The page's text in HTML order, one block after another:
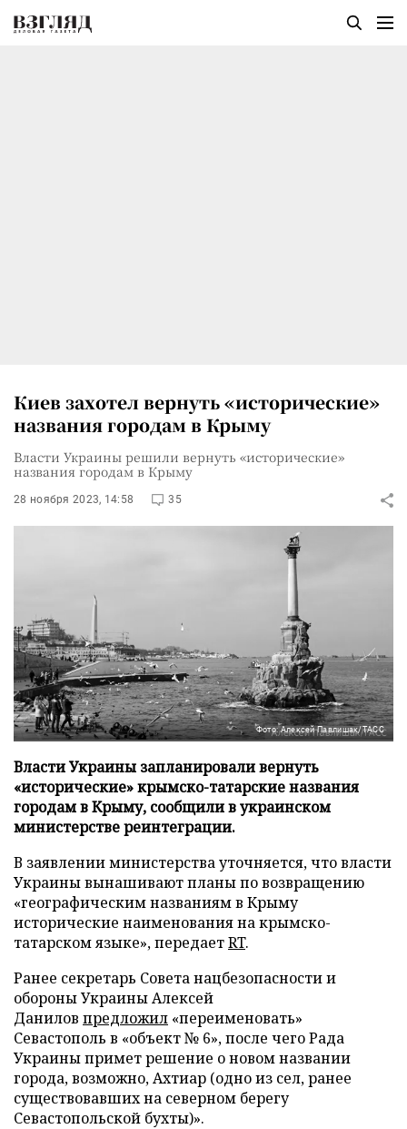
Киев захотел вернуть «исторические»
названия городам в Крыму
Власти Украины решили вернуть «исторические»
названия городам в Крыму
28 ноября 2023, 14:58 35
Фото: Алексей Павлишак/ТАСС
Власти Украины запланировали вернуть
«исторические» крымско-татарские названия
городам в Крыму, сообщили в украинском
министерстве реинтеграции.
В заявлении министерства уточняется, что власти
Украины вынашивают планы по возвращению
«географическим названиям в Крыму
исторические наименования на крымско-
татарском языке», передаетRT.
Ранее секретарь Совета нацбезопасности и
обороны Украины Алексей
Данилов предложил «переименовать»
Севастополь в «объект № 6», после чего Рада
Украины примет решение о новом названии
города, возможно, Ахтиар (одно из сел, ранее
существовавших на северном берегу
Севастопольской бухты)».